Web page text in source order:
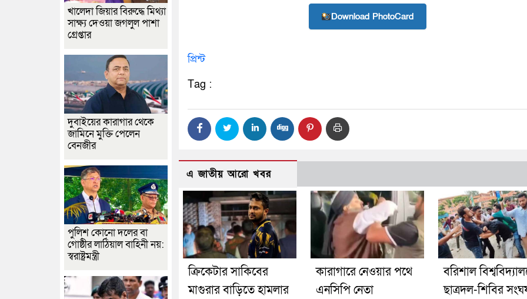
Download PhotoCard
প্রিন্ট
Tag :
এ জাতীয় আরো খবর
ক্রিকেটার সাকিবের
মাগুরার বাড়িতে হামলার
কারাগারে নেওয়ার পথে
এনসিপি নেতা
বরিশাল
ছাত্রদল-শিবির
খালেদা জিয়ার বিরুদ্ধে মিথ্যা
সাক্ষ্য দেওয়া জগলুল পাশা
গ্রেপ্তার
দুবাইয়ের কারাগার থেকে
জামিনে মুক্তি পেলেন
বেনজীর
পুলিশ কোনো দলের বা
গোষ্ঠীর লাঠিয়াল বাহিনী নয়:
স্বরাষ্ট্রমন্ত্রী